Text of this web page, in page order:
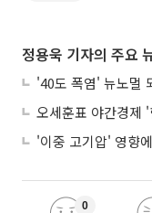
정용욱 기자의 주요
0